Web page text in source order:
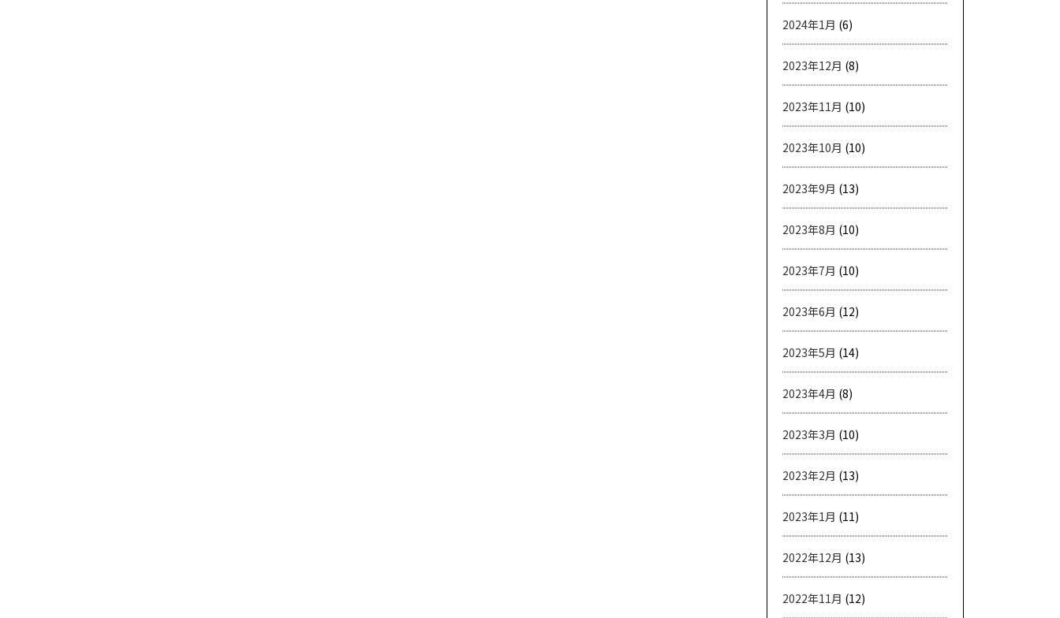
2024年1月 (6)
2023年12月 (8)
2023年11月 (10)
2023年10月 (10)
2023年9月 (13)
2023年8月 (10)
2023年7月 (10)
2023年6月 (12)
2023年5月 (14)
2023年4月 (8)
2023年3月 (10)
2023年2月 (13)
2023年1月 (11)
2022年12月 (13)
2022年11月 (12)